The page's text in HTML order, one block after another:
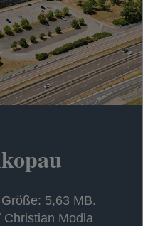
5,63 MB.
Christian Modla